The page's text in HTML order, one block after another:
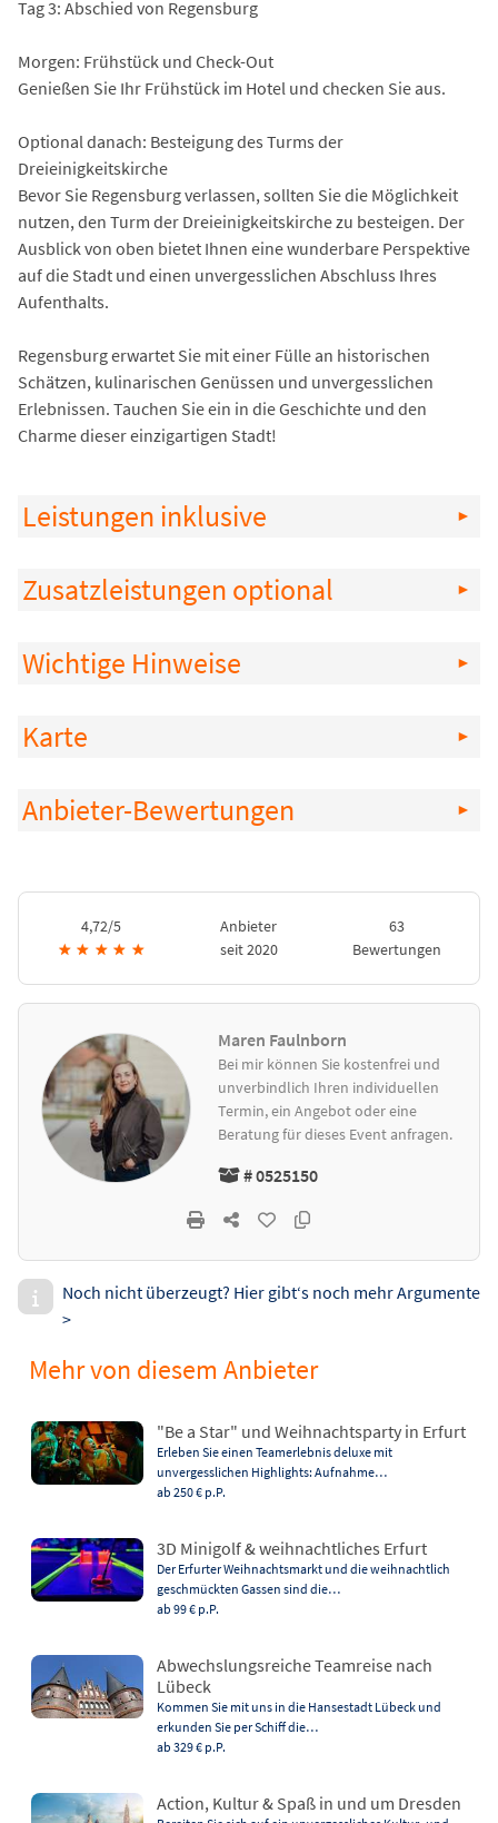
Tag 3: Abschied von Regensburg
Morgen: Frühstück und Check-Out
Genießen Sie Ihr Frühstück im Hotel und checken Sie aus.
Optional danach: Besteigung des Turms der
Dreieinigkeitskirche
Bevor Sie Regensburg verlassen, sollten Sie die Möglichkeit
nutzen, den Turm der Dreieinigkeitskirche zu besteigen. Der
Ausblick von oben bietet Ihnen eine wunderbare Perspektive
auf die Stadt und einen unvergesslichen Abschluss Ihres
Aufenthalts.
Regensburg erwartet Sie mit einer Fülle an historischen
Schätzen, kulinarischen Genüssen und unvergesslichen
Erlebnissen. Tauchen Sie ein in die Geschichte und den
Charme dieser einzigartigen Stadt!
Leistungen inklusive
Zusatzleistungen optional
Wichtige Hinweise
Karte
Anbieter-Bewertungen
4,72/5
★ ★ ★ ★ ★
Anbieter
seit 2020
63
Bewertungen
Maren Faulnborn
Bei mir können Sie kostenfrei und
unverbindlich Ihren individuellen
Termin, ein Angebot oder eine
Beratung für dieses Event anfragen.
# 0525150
Noch nicht überzeugt? Hier gibt‘s noch mehr Argumente
>
Mehr von diesem Anbieter
"Be a Star" und Weihnachtsparty in Erfurt
Erleben Sie einen Teamerlebnis deluxe mit
unvergesslichen Highlights: Aufnahme…
ab 250 € p.P.
3D Minigolf & weihnachtliches Erfurt
Der Erfurter Weihnachtsmarkt und die weihnachtlich
geschmückten Gassen sind die…
ab 99 € p.P.
Abwechslungsreiche Teamreise nach
Lübeck
Kommen Sie mit uns in die Hansestadt Lübeck und
erkunden Sie per Schiff die…
ab 329 € p.P.
Action, Kultur & Spaß in und um Dresden